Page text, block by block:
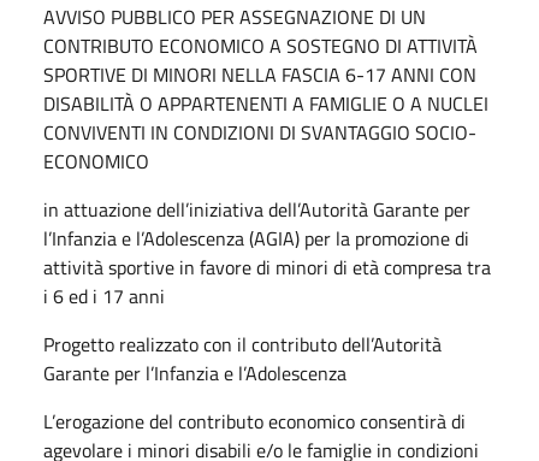
AVVISO PUBBLICO PER ASSEGNAZIONE DI UN
CONTRIBUTO ECONOMICO A SOSTEGNO DI ATTIVITÀ
SPORTIVE DI MINORI NELLA FASCIA 6-17 ANNI CON
DISABILITÀ O APPARTENENTI A FAMIGLIE O A NUCLEI
CONVIVENTI IN CONDIZIONI DI SVANTAGGIO SOCIO-
ECONOMICO
in attuazione dell’iniziativa dell’Autorità Garante per
l’Infanzia e l’Adolescenza (AGIA) per la promozione di
attività sportive in favore di minori di età compresa tra
i 6 ed i 17 anni
Progetto realizzato con il contributo dell’Autorità
Garante per l’Infanzia e l’Adolescenza
L’erogazione del contributo economico consentirà di
agevolare i minori disabili e/o le famiglie in condizioni